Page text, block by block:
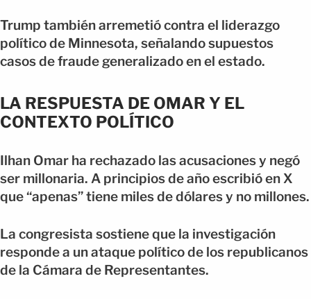
Trump también arremetió contra el liderazgo
político de Minnesota, señalando supuestos
casos de fraude generalizado en el estado.
LA RESPUESTA DE OMAR Y EL
CONTEXTO POLÍTICO
Ilhan Omar ha rechazado las acusaciones y negó
ser millonaria. A principios de año escribió en X
que “apenas” tiene miles de dólares y no millones.
La congresista sostiene que la investigación
responde a un ataque político de los republicanos
de la Cámara de Representantes.